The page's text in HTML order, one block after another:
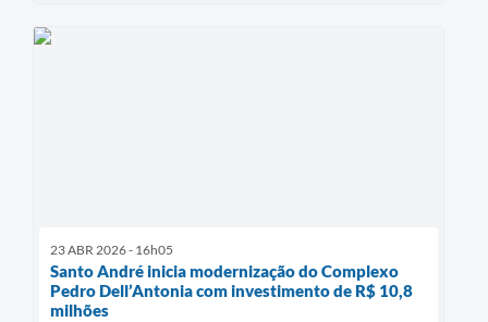
23 ABR 2026 - 16h05
Santo André inicia modernização do Complexo
Pedro Dell’Antonia com investimento de R$ 10,8
milhões